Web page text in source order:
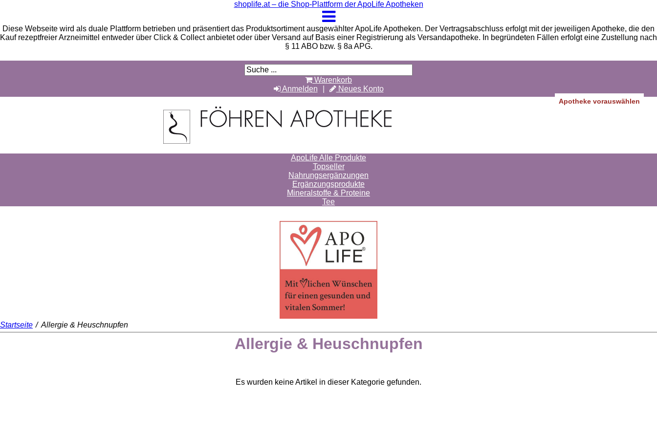
shoplife.at – die Shop-Plattform der ApoLife Apotheken
Diese Webseite wird als duale Plattform betrieben und präsentiert das Produktsortiment ausgewählter ApoLife Apotheken. Der Vertragsabschluss erfolgt mit der jeweiligen Apotheke, die den
Kauf rezeptfreier Arzneimittel entweder über Click & Collect anbietet oder über Versand auf Basis einer Registrierung als Versandapotheke. In begründeten Fällen erfolgt eine Zustellung nach
§ 11 ABO bzw. § 8a APG.
Warenkorb
Anmelden
Neues Konto
Apotheke vorauswählen
ApoLife Alle Produkte
Topseller
Nahrungsergänzungen
Ergänzungsprodukte
Mineralstoffe & Proteine
Tee
Startseite / Allergie & Heuschnupfen
Allergie & Heuschnupfen
Es wurden keine Artikel in dieser Kategorie gefunden.